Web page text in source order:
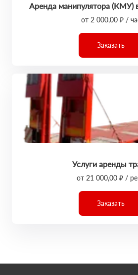
Аренда манипулятора (КМУ)
от 2 000,00 ₽ /
Заказать
Услуги аренды
от 21 000,00 ₽ /
Заказать